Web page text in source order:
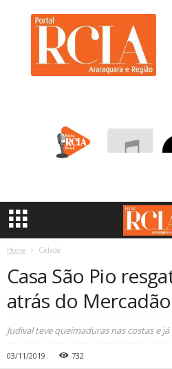
a
Home Cidade
Casa São Pio
atrás do Mercadão
Judival teve queimaduras nas costas e
03/11/2019 732